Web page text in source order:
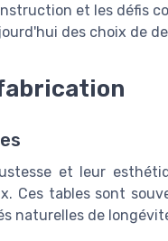
et les défis
des choix de
et leur
Ces tables sont
naturelles de